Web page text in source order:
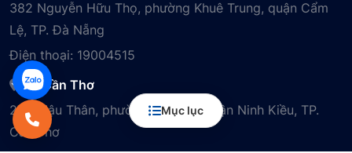
Mục lục
382 Nguyễn Hữu Thọ, phường Khuê Trung, quận Cẩm
Lệ, TP. Đà Nẵng
Điện thoại: 19004515
VP Cần Thơ
29B Mậu Thân, phường Cái Khế, quận Ninh Kiều, TP.
Cần Thơ